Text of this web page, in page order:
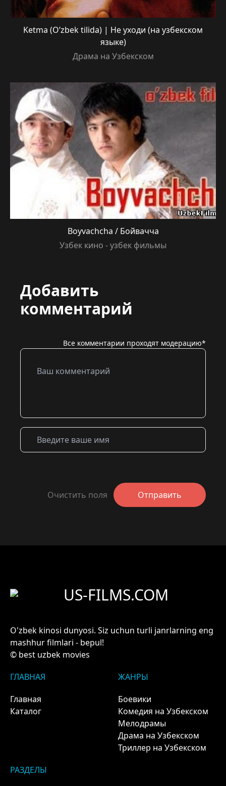
Ketma (O’zbek tilida) | Не уходи (на узбекском
языке)
Драма на Узбекском
Boyvachcha / Бойвачча
Узбек кино - узбек фильмы
Добавить
комментарий
Все комментарии проходят модерацию*
Очистить поля Отправить
US-FILMS.COM
O'zbek kinosi dunyosi. Siz uchun turli janrlarning eng
mashhur filmlari - bepul!
© best uzbek movies
ГЛАВНАЯ
Главная
Каталог
ЖАНРЫ
Боевики
Комедия на Узбекском
Мелодрамы
Драма на Узбекском
Триллер на Узбекском
РАЗДЕЛЫ